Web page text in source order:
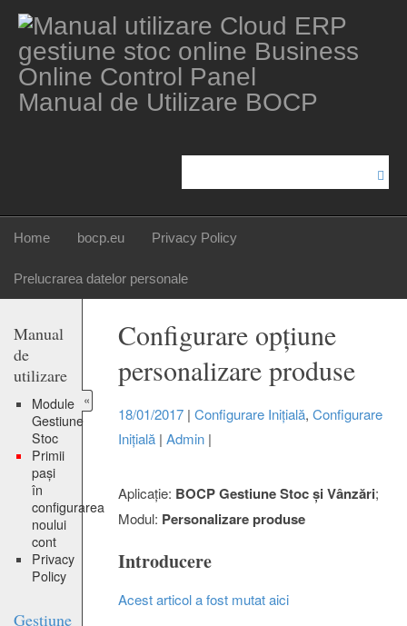
Manual de Utilizare BOCP
Home bocp.eu Privacy Policy
Prelucrarea datelor personale
Manual
de
utilizare
Module
Gestiune
Stoc
Primii
pași
în
configurarea
noului
cont
Privacy
Policy
Gestiune
«
Configurare opțiune
personalizare produse
18/01/2017| Configurare Inițială, Configurare
Inițială| Admin|
Aplicație: BOCP Gestiune Stoc și Vânzări;
Modul: Personalizareproduse
Introducere
Acest articol a fost mutat aici